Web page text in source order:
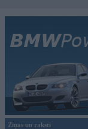
Ziņas un raksti